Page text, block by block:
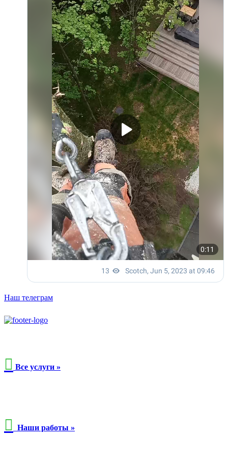
Наш телеграм
 Все услуги »
 Наши работы »